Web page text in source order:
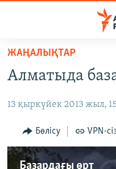
Skip
main
Skip
Navigation
AZATTYQTV
ҚАҢТАР ОҚИҒАСЫ
АДАМ ҚҰҚЫҚТАРЫ
ЖАҢАЛЫҚТАР
Алматыда
13 қыркүйек 2013 жыл,
Бөлісу VPN-
Базардағы өрт